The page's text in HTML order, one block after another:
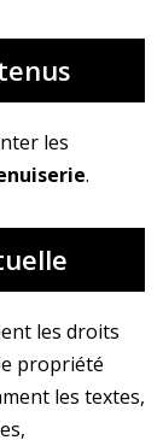
les
.
les droits
propriété
les textes,